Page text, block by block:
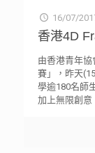
16/07/
香港4D
由香港青年協
賽」，昨天
學逾180名師
加上無限創意